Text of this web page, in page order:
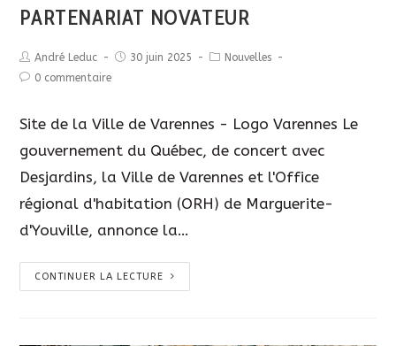
PARTENARIAT NOVATEUR
André Leduc 30 juin 2025
Nouvelles
0 commentaire
Site de la Ville de Varennes - Logo Varennes Le
gouvernement du Québec, de concert avec
Desjardins, la Ville de Varennes et l'Office
régional d'habitation (ORH) de Marguerite-
d'Youville, annonce la…
CONTINUER LA LECTURE